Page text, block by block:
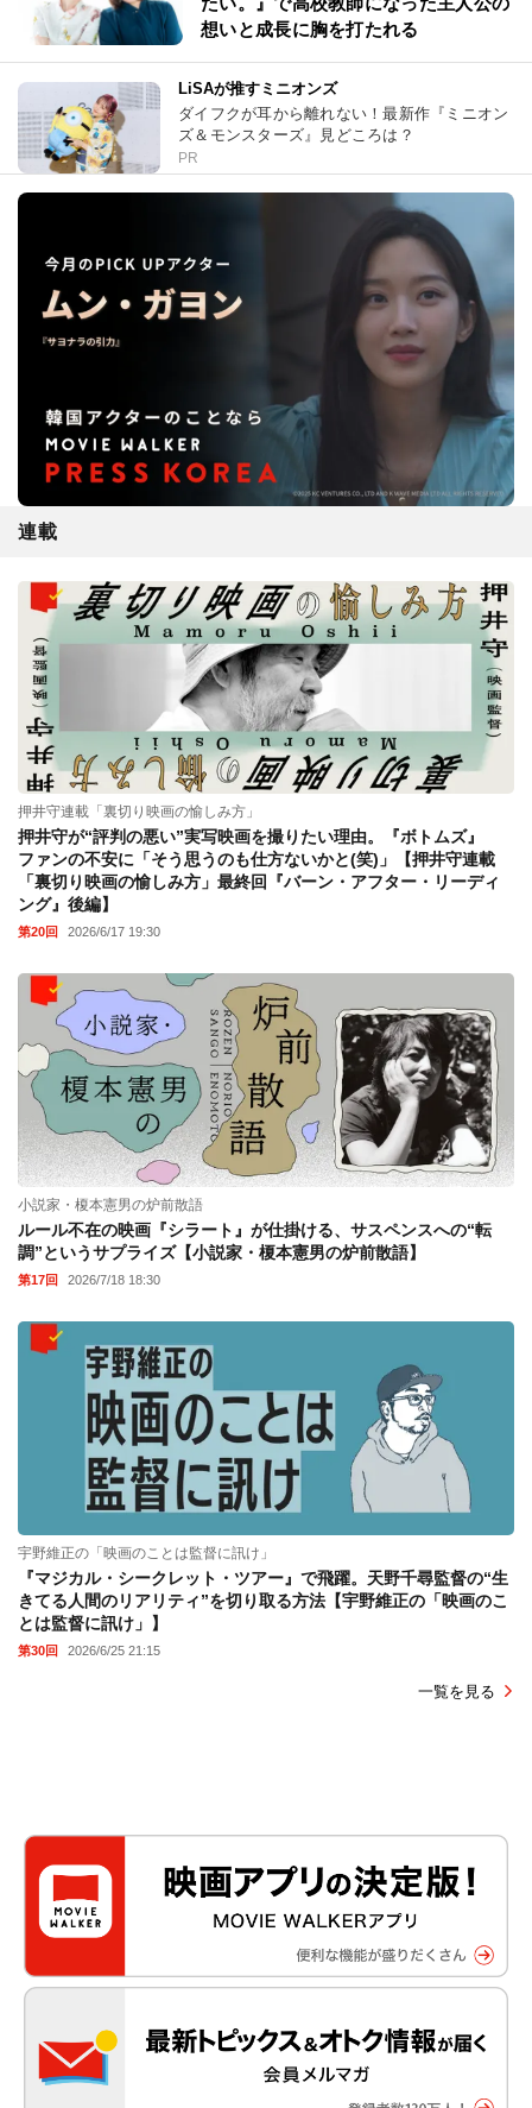
想いと成長に胸を打たれる
LiSAが推すミニオンズ
ダイフクが耳から離れない！最新作『ミニオン
ズ＆モンスターズ』見どころは？
PR
連載
押井守連載「裏切り映画の愉しみ方」
押井守が“評判の悪い”実写映画を撮りたい理由。『ボトムズ』
ファンの不安に「そう思うのも仕方ないかと(笑)」【押井守連載
「裏切り映画の愉しみ方」最終回『バーン・アフター・リーディ
ング』後編】
第20回 2026/6/17 19:30
小説家・榎本憲男の炉前散語
ルール不在の映画『シラート』が仕掛ける、サスペンスへの“転
調”というサプライズ【小説家・榎本憲男の炉前散語】
第17回 2026/7/18 18:30
宇野維正の「映画のことは監督に訊け」
『マジカル・シークレット・ツアー』で飛躍。天野千尋監督の“生
きてる人間のリアリティ”を切り取る方法【宇野維正の「映画のこ
とは監督に訊け」】
第30回 2026/6/25 21:15
一覧を見る